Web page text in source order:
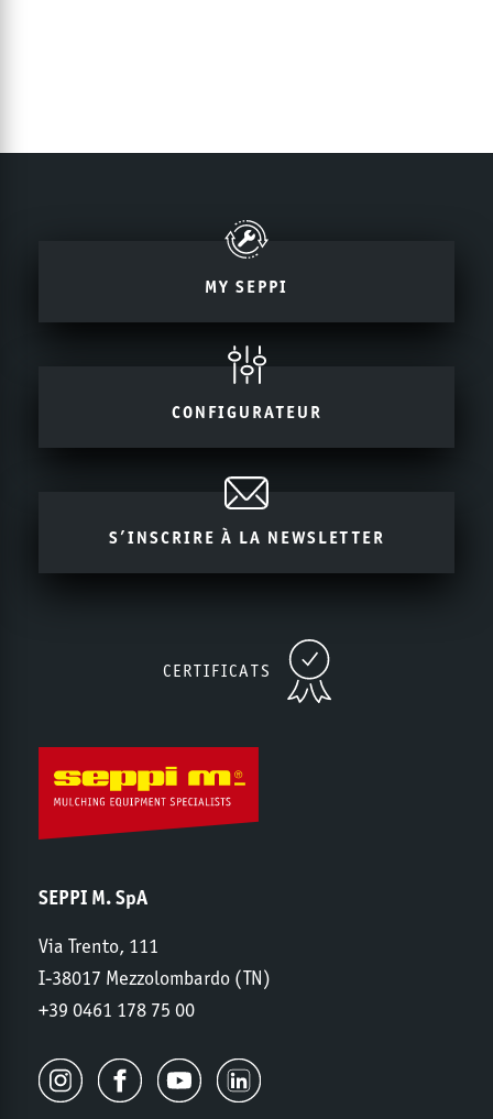
MY SEPPI
CONFIGURATEUR
S’INSCRIRE À LA NEWSLETTER
CERTIFICATS
SEPPI M. SpA
Via Trento, 111
I-38017 Mezzolombardo (TN)
+39 0461 178 75 00